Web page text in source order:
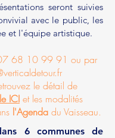
seront suivies
avec le public, les
et l'équipe artistique.
68 10 99 91 ou par
le détail de
ICI et les modalités
l'Agenda du Vaisseau.
6 communes de